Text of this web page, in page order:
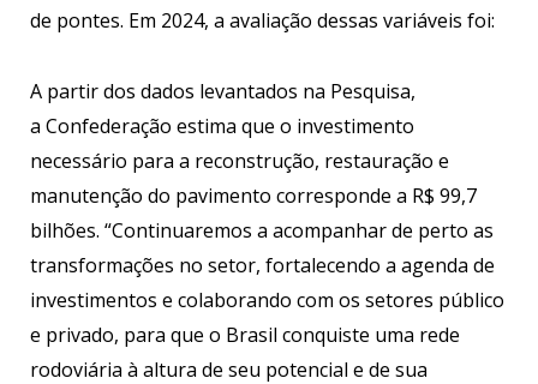
de pontes. Em 2024, a avaliação dessas variáveis foi:
A partir dos dados levantados na Pesquisa,
a Confederação estima que o investimento
necessário para a reconstrução, restauração e
manutenção do pavimento corresponde a R$ 99,7
bilhões. “Continuaremos a acompanhar de perto as
transformações no setor, fortalecendo a agenda de
investimentos e colaborando com os setores público
e privado, para que o Brasil conquiste uma rede
rodoviária à altura de seu potencial e de sua